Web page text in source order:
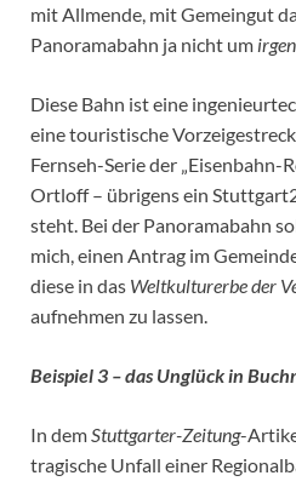
mit Allmende, mit Gemeingut
Panoramabahn ja nicht um
Diese Bahn ist eine
eine touristische
Fernseh-Serie der „Eisenbahn-
Ortloff – übrigens ein
steht. Bei der Panoramabahn
mich, einen Antrag im
diese in das Weltkulturerbe der
aufnehmen zu lassen.
Beispiel 3 – das Unglück in
In dem Stuttgarter-Zeitung-
tragische Unfall einer